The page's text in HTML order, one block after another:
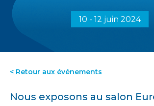
10 - 12 juin 2024
< Retour aux événements
Nous exposons au salon